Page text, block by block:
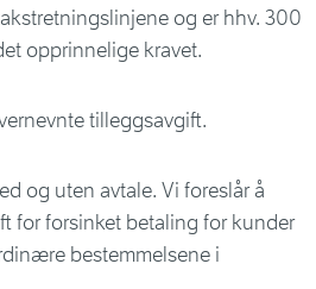
og er hhv. 300
opprinnelige kravet.
tilleggsavgift.
og uten avtale. Vi foreslår å
for forsinket betaling for kunder
bestemmelsene i